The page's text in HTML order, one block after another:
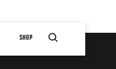
SHOP